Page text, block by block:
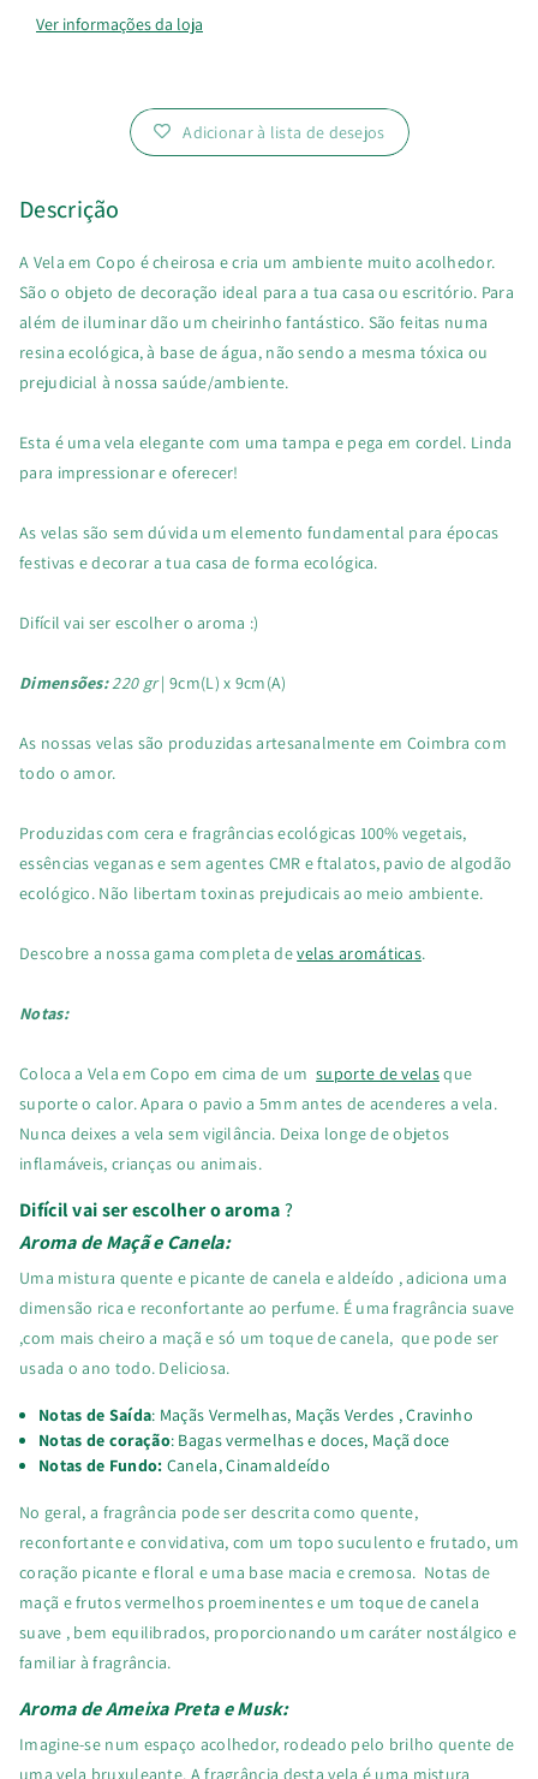
Vela
Vela
Copo
Ver informações da loja
Adicionar à lista de desejos
Descrição
A Vela em Copo é cheirosa e cria um ambiente muito acolhedor.
São o objeto de decoração ideal para a tua casa ou escritório. Para
além de iluminar dão um cheirinho fantástico. São feitas numa
resina ecológica, à base de água, não sendo a mesma tóxica ou
prejudicial à nossa saúde/ambiente.
Esta é uma vela elegante com uma tampa e pega em cordel. Linda
para impressionar e oferecer!
As velas são sem dúvida um elemento fundamental para épocas
festivas e decorar a tua casa de forma ecológica.
Difícil vai ser escolher o aroma :)
Dimensões:220 gr| 9cm(L) x 9cm(A)
As nossas velas são produzidas artesanalmente em Coimbra com
todo o amor.
Produzidas com cera e fragrâncias ecológicas 100% vegetais,
essências veganas e sem agentes CMR e ftalatos, pavio de algodão
ecológico. Não libertam toxinas prejudicais ao meio ambiente.
Descobre a nossa gama completa develas aromáticas.
Notas:
Coloca a Vela em Copo em cima de um suporte de velasque
suporte o calor. Apara o pavio a 5mm antes de acenderes a vela.
Nunca deixes a vela sem vigilância. Deixa longe de objetos
inflamáveis, crianças ou animais.
Difícil vai ser escolher o aroma?
Aroma de Maçã e Canela:
Uma mistura quente e picante de canela e aldeído , adiciona uma
dimensão rica e reconfortante ao perfume. É uma fragrância suave
,com mais cheiro a maçã e só um toque de canela, que pode ser
usada o ano todo. Deliciosa.
Notas de Saída: Maçãs Vermelhas, Maçãs Verdes , Cravinho
Notas de coração: Bagas vermelhas e doces, Maçã doce
Notas de Fundo: Canela, Cinamaldeído
No geral, a fragrância pode ser descrita como quente,
reconfortante e convidativa, com um topo suculento e frutado, um
coração picante e floral e uma base macia e cremosa. Notas de
maçã e frutos vermelhos proeminentes e um toque de canela
suave , bem equilibrados, proporcionando um caráter nostálgico e
familiar à fragrância.
Aroma de Ameixa Preta e Musk:
Imagine-se num espaço acolhedor, rodeado pelo brilho quente de
uma vela bruxuleante. A fragrância desta vela é uma mistura